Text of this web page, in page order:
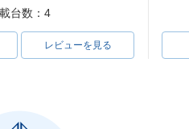
台数：4
レビューを見る